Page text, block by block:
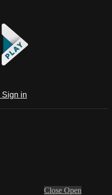
Sign in
Close Open